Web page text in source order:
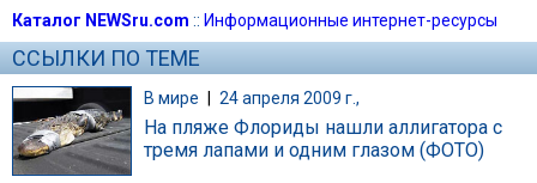
Каталог NEWSru.com :: Информационные интернет-ресурсы
ССЫЛКИ ПО ТЕМЕ
В мире | 24 апреля 2009 г.,
На пляже Флориды нашли аллигатора с
тремя лапами и одним глазом (ФОТО)